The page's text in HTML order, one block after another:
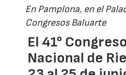
En Pamplona, en el
Congresos Baluarte
El 41° Congreso
Nacional de